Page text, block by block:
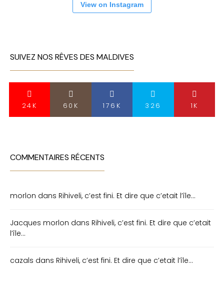
View on Instagram
SUIVEZ NOS RÊVES DES MALDIVES
24K 60K 176K 326 1K
COMMENTAIRES RÉCENTS
morlon dans Rihiveli, c’est fini. Et dire que c’etait l’île…
Jacques morlon dans Rihiveli, c’est fini. Et dire que c’etait
l’île…
cazals dans Rihiveli, c’est fini. Et dire que c’etait l’île…